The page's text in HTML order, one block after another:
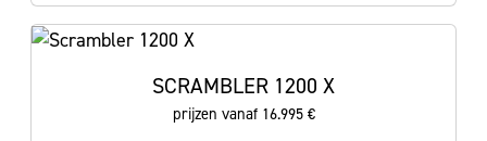
SCRAMBLER 1200 X
prijzen vanaf 16.995 €